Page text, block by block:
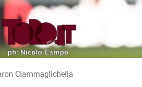
Ciammaglichella